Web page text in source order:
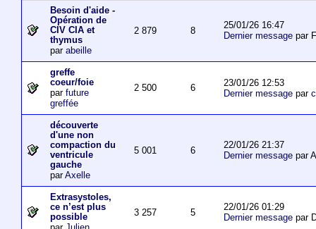
Besoin d'aide -
Opération de
CIV CIA et
thymus
par abeille
2 879 8
25/01/26 16:47
Dernier messagepar
greffe
coeur/foie
par future
greffée
2 500 6
23/01/26 12:53
Dernier messagepar
découverte
d'une non
compaction du
ventricule
gauche
parAxelle
5 001 6
22/01/26 21:37
Dernier messagepar
Extrasystoles,
ce n’est plus
possible
3 257 5
22/01/26 01:29
Dernier messagepar